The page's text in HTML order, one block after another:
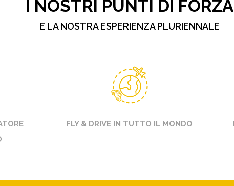
I NOSTRI PUNTI DI FORZA
E LA NOSTRA ESPERIENZA PLURIENNALE
FLY & DRIVE IN TUTTO IL MONDO